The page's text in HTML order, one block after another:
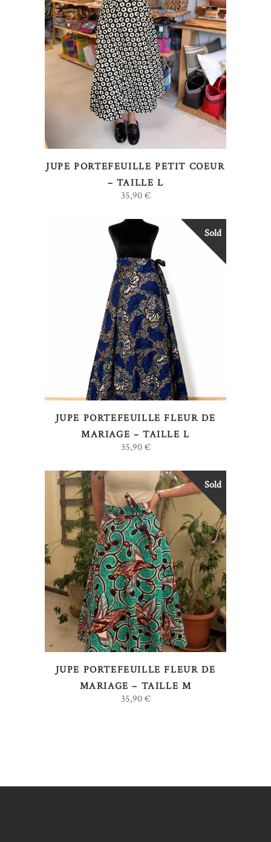
AJOUTER AU PANIER
JUPE PORTEFEUILLE PETIT COEUR
– TAILLE L
35,90€
Sold
LIRE LA SUITE
JUPE PORTEFEUILLE FLEUR DE
MARIAGE – TAILLE L
35,90€
Sold
LIRE LA SUITE
JUPE PORTEFEUILLE FLEUR DE
MARIAGE – TAILLE M
35,90€